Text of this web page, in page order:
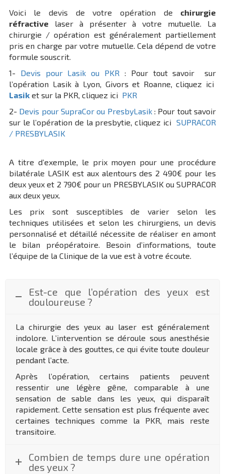
Voici le devis de votre opération de chirurgie
réfractive laser à présenter à votre mutuelle. La
chirurgie / opération est généralement partiellement
pris en charge par votre mutuelle. Cela dépend de votre
formule souscrit.
1- Devis pour Lasik ou PKR : Pour tout savoir sur
l’opération Lasik à Lyon, Givors et Roanne, cliquez ici
Lasiket sur la PKR, cliquez ici PKR
2- Devis pour SupraCor ou PresbyLasik: Pour tout savoir
sur le l’opération de la presbytie, cliquez iciSUPRACOR
/ PRESBYLASIK
A titre d’exemple, le prix moyen pour une procédure
bilatérale LASIK est aux alentours des 2 490€ pour les
deux yeux et 2 790€ pour un PRESBYLASIK ou SUPRACOR
aux deux yeux.
Les prix sont susceptibles de varier selon les
techniques utilisées et selon les chirurgiens, un devis
personnalisé et détaillé nécessite de réaliser en amont
le bilan préopératoire. Besoin d’informations, toute
l’équipe de la Clinique de la vue est à votre écoute.
Est-ce que l’opération des yeux est
douloureuse ?
La chirurgie des yeux au laser est généralement
indolore. L’intervention se déroule sous anesthésie
locale grâce à des gouttes, ce qui évite toute douleur
pendant l’acte.
Après l’opération, certains patients peuvent
ressentir une légère gêne, comparable à une
sensation de sable dans les yeux, qui disparaît
rapidement. Cette sensation est plus fréquente avec
certaines techniques comme la PKR, mais reste
transitoire.
Combien de temps dure une opération
des yeux ?